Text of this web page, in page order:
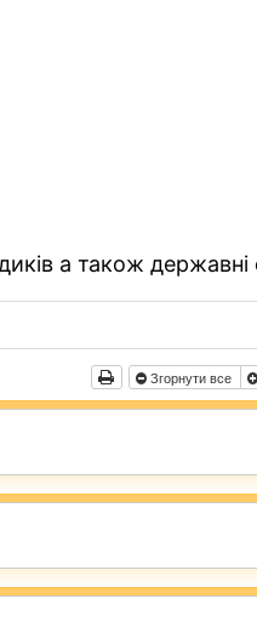
а також державні
Згорнути все